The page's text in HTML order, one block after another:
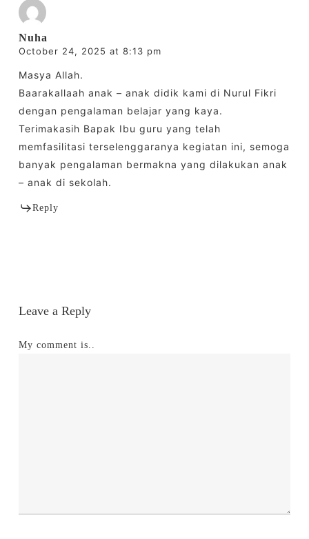
Nuha
October 24, 2025 at 8:13 pm
Masya Allah.
Baarakallaah anak – anak didik kami di Nurul Fikri
dengan pengalaman belajar yang kaya.
Terimakasih Bapak Ibu guru yang telah
memfasilitasi terselenggaranya kegiatan ini, semoga
banyak pengalaman bermakna yang dilakukan anak
– anak di sekolah.
Reply
Leave a Reply
My comment is..